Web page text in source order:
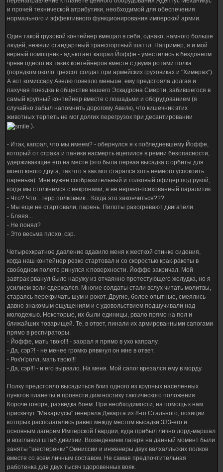
и прочей технической атрибутики, необходимой для обеспечения
нормального и эффективного функционирования имперской армии.
Один такой грузовой контейнер вмещал в себя, однако, намного больше
людей, нежели стандартный транспортный шаттл. Например, я и мой
верный помощник - адъютант капрал Йоффе - уместились в бездонном
чреве одного из таких контейнеров вместе с двумя ротами полка
(порядком около трехсот солдат при армейских грузовиках и "Химерах").
А вот комиссару Авелю повезло меньше: ему предстояла долгая и
пахучая поездка в обществе нашего Эскадрона Смерти, забившегося в
самый крупный контейнер вместе с лошадьми и оборудованием (я
случайно забыл напомнить дорогому Авелю, что кишечник этих
животных терпеть не мог долгих перегрузок при десантировании
).
- Итак, капрал, что мы имеем? - обернулся я к побледневшему Йоффе,
который от страха и паники насмерть вцепился в ремни безопасности,
удерживающие его на месте (это была первая высадка с орбиты для
моего юного друга, так что я как мог старался хоть немного успокоить
паренька). Мне нужен сообразительный и толковый офицер под рукой,
когда мы столкнемся с некронами, а не нервно-психованный паралитик.
- Что? Что... герр полковник... Когда это закончиться???
- Мы еще не стартовали, парень. Пилоты разогревают двигатели.
- Бляяя...
- Не понял?
- Это весьма плохо, сэр.
Четырехкратное давление вдавило меня к жесткой спинке сидения,
когда наш контейнер резко стартовал и со скоростью крак-ракеты в
свободном полете ринулся к поверхности. Йоффе закричал. Мой
завтрак рванул было наружу из отчаянно протестующего желудка, но я
усилием воли сдержался. Многие солдаты стали вслух читать молитвы,
стараясь перекричать шум и рокот. Другие, более опытные, смеялись
давно знакомым ощущениям и с удовольствием подшучивали над
молодежью. Некоторые, их были единицы, рвало прямо на пол и
ближайших товарищей. Те, в ответ, пинали их армированными сапогами
прямо в респираторы.
- Йоффе, мать твою!!! - заорал я прямо в ухо капралу.
- Да, сэр?! - не менее громко рявкнул он мне в ответ.
- Рок'н'ролл, мать твою!!!
- Да, сэр!!! - и его вырвало. На меня. Мой сапог врезался ему в морду.
Полку предстояло высадиться близ одного из крупных населенных
пунктов планеты и провести диагностику тактического положения.
Короче говоря, разведка боем. При необходимости, на помощь к нам
прискачут "Махариусы" генерала Дакарта из 8-го Стального, позиции
которых располагались равно между местом высадки 333-его и
основным лагерем Имперской Гвардии, куда прибыл лично лорд-маршал
и возглавил штаб дивизии. Возведением лагеря на данный момент были
заняты "шестеренки" Омниссии и инженеры двух валхалльских полков
вместе со всем личным составом. Не самая предпочтительная
работенка для двух тысяч здоровенных вояк.